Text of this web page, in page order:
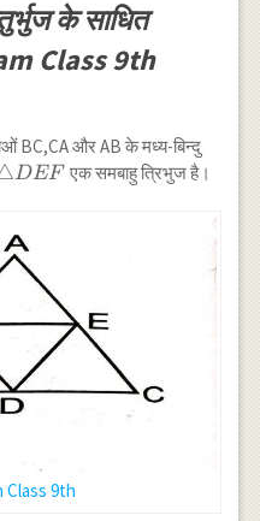
के साधित
Class 9th
BC,CA और AB के मध्य-बिन्दु
DEF एक समबाहु त्रिभुज है।
Class 9th